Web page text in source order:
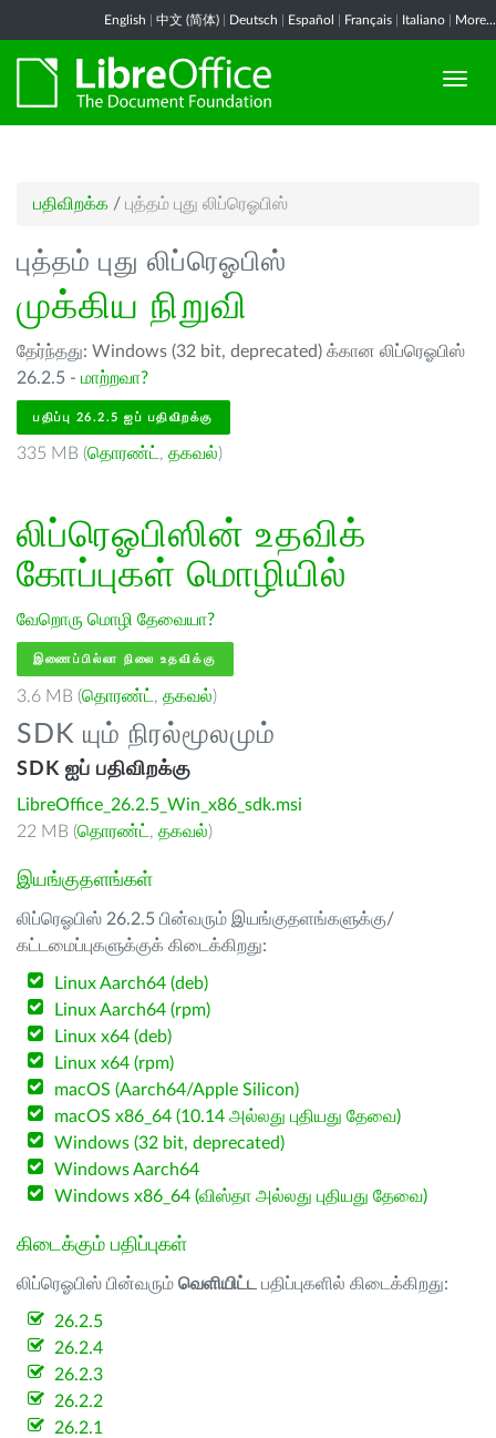
English 中文 (简体) Deutsch Español Français Italiano More...
பதிவிறக்க / புத்தம் புது லிப்ரெஓபிஸ்
புத்தம் புது லிப்ரெஓபிஸ்
முக்கிய நிறுவி
தேர்ந்தது: Windows (32 bit, deprecated) க்கான லிப்ரெஓபிஸ்
26.2.5 - மாற்றவா?
பதிப்பு 26.2.5 ஐப் பதிவிறக்கு
335 MB (தொரண்ட் , தகவல்)
லிப்ரெஓபிஸின் உதவிக்
கோப்புகள் மொழியில்
வேறொரு மொழி தேவையா?
இணைப்பில்லா நிலை உதவிக்கு
3.6 MB (தொரண்ட் , தகவல்)
SDK யும் நிரல்மூலமும்
SDK ஐப் பதிவிறக்கு
LibreOffice_26.2.5_Win_x86_sdk.msi
22 MB (தொரண்ட் , தகவல்)
இயங்குதளங்கள்
லிப்ரெஓபிஸ் 26.2.5 பின்வரும் இயங்குதளங்களுக்கு/
கட்டமைப்புகளுக்குக் கிடைக்கிறது:
Linux Aarch64 (deb)
Linux Aarch64 (rpm)
Linux x64 (deb)
Linux x64 (rpm)
macOS (Aarch64/Apple Silicon)
macOS x86_64 (10.14 அல்லது புதியது தேவை)
Windows (32 bit, deprecated)
Windows Aarch64
Windows x86_64 (விஸ்தா அல்லது புதியது தேவை)
கிடைக்கும் பதிப்புகள்
லிப்ரெஓபிஸ் பின்வரும் வெளியிட்ட பதிப்புகளில் கிடைக்கிறது:
26.2.5
26.2.4
26.2.3
26.2.2
26.2.1